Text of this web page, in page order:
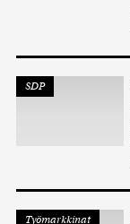
SDP
Työmarkkinat